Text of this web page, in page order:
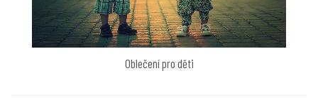
Oblečení pro děti